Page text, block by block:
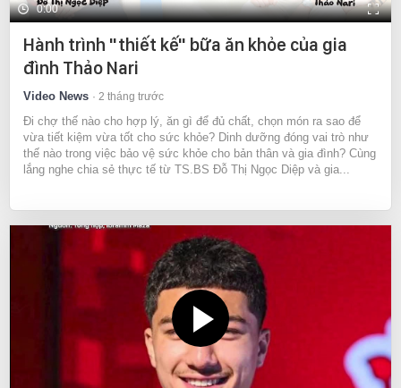
0:00
Hành trình "thiết kế" bữa ăn khỏe của gia
đình Thảo Nari
Video News 2 tháng trước
Đi chợ thế nào cho hợp lý, ăn gì để đủ chất, chọn món ra sao để
vừa tiết kiệm vừa tốt cho sức khỏe? Dinh dưỡng đóng vai trò như
thế nào trong việc bảo vệ sức khỏe cho bản thân và gia đình? Cùng
lắng nghe chia sẻ thực tế từ TS.BS Đỗ Thị Ngọc Diệp và gia...